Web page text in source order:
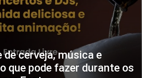
de cerveja, música e
que pode fazer durante os